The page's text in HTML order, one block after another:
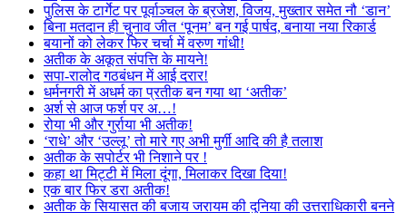
पुलिस के टार्गेट पर पूर्वाञ्चल के ब्रजेश, विजय, मुख्तार समेत नौ ‘डान’
बिना मतदान ही चुनाव जीत ‘पूनम’ बन गई पार्षद, बनाया नया रिकार्ड
बयानों को लेकर फिर चर्चा में वरुण गांधी!
अतीक के अकूत संपत्ति के मायने!
सपा-रालोद गठबंधन में आई दरार!
धर्मनगरी में अधर्म का प्रतीक बन गया था ‘अतीक’
अर्श से आज फर्श पर अ…!
रोया भी और गुर्राया भी अतीक!
‘राधे’ और ‘उल्लू’ तो मारे गए अभी मुर्गी आदि की है तलाश
अतीक के सपोर्टर भी निशाने पर !
कहा था मिट्टी में मिला दूंगा, मिलाकर दिखा दिया!
एक बार फिर डरा अतीक!
अतीक के सियासत की बजाय जरायम की दुनिया की उत्तराधिकारी बनने